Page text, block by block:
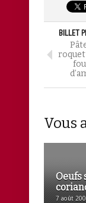
BILLET
Vous
Oeufs
7 août